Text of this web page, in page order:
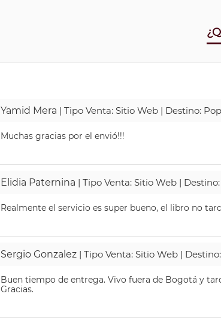
Yamid Mera | Tipo Venta: Sitio Web | Destino:
Muchas gracias por el envió!!!
Elidia Paternina | Tipo Venta: Sitio Web |
Realmente el servicio es super bueno, el libro no
Sergio Gonzalez | Tipo Venta: Sitio Web |
Buen tiempo de entrega. Vivo fuera de Bogotá y
Gracias.